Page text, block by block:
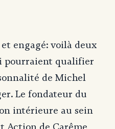
engagé: voilà deux
pourraient qualifier
de Michel
Le fondateur du
intérieure au sein